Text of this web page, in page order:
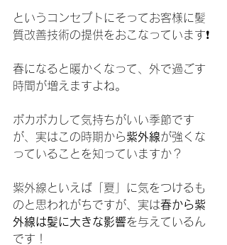
というコンセプトにそってお客様に髪
質改善技術の提供をおこなっています❗️
春になると暖かくなって、外で過ごす
時間が増えますよね。
ポカポカして気持ちがいい季節です
が、実はこの時期から紫外線が強くな
っていることを知っていますか？
紫外線といえば「夏」に気をつけるも
のと思われがちですが、実は春から紫
外線は髪に大きな影響を与えているん
です！